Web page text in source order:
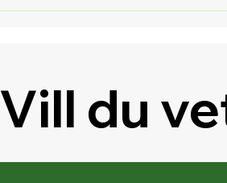
Vill du